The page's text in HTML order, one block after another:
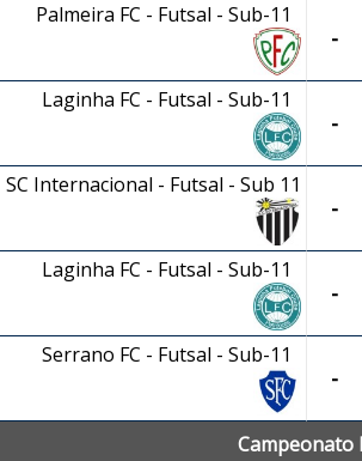
Palmeira FC - Futsal - Sub-11
-
Laginha FC - Futsal - Sub-11
-
SC Internacional - Futsal - Sub 11
-
Laginha FC - Futsal - Sub-11
-
Serrano FC - Futsal - Sub-11
-
Campeonato